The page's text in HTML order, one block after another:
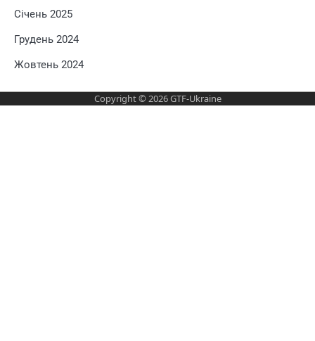
Січень 2025
Грудень 2024
Жовтень 2024
Copyright © 2026GTF-Ukraine